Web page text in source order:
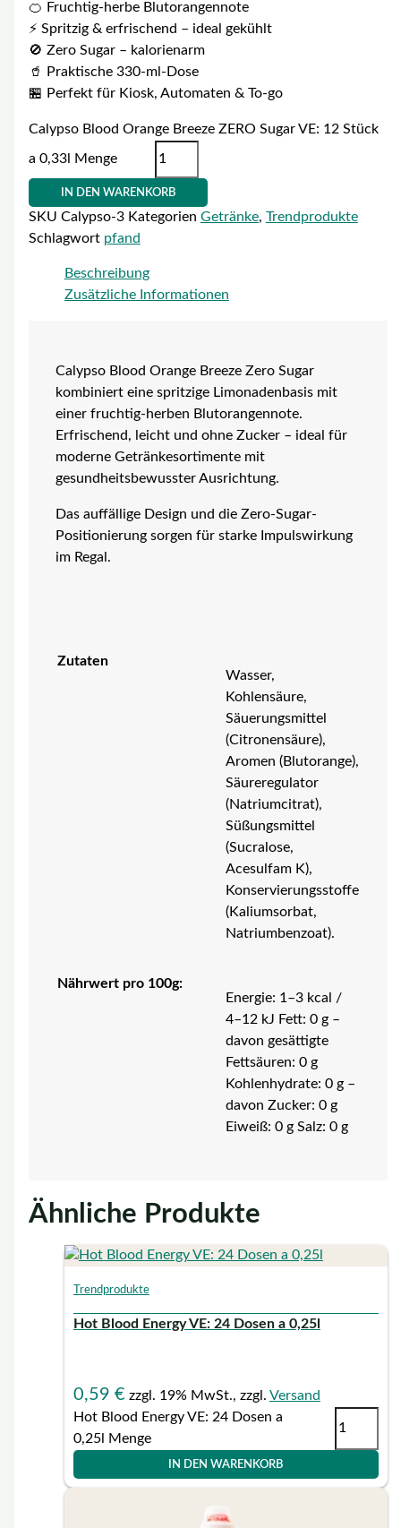
🍊 Fruchtig-herbe Blutorangennote
⚡ Spritzig & erfrischend – ideal gekühlt
🚫 Zero Sugar – kalorienarm
🥤 Praktische 330-ml-Dose
🏪 Perfekt für Kiosk, Automaten & To-go
Calypso Blood Orange Breeze ZERO Sugar VE: 12 Stück
a 0,33l Menge
IN DEN WARENKORB
SKU Calypso-3 Kategorien Getränke,
Trendprodukte
Schlagwort pfand
Beschreibung
Zusätzliche Informationen
Calypso Blood Orange Breeze Zero Sugar
kombiniert eine spritzige Limonadenbasis mit
einer fruchtig-herben Blutorangennote.
Erfrischend, leicht und ohne Zucker – ideal für
moderne Getränkesortimente mit
gesundheitsbewusster Ausrichtung.
Das auffällige Design und die Zero-Sugar-
Positionierung sorgen für starke Impulswirkung
im Regal.
Zutaten
Wasser,
Kohlensäure,
Säuerungsmittel
(Citronensäure),
Aromen (Blutorange),
Säureregulator
(Natriumcitrat),
Süßungsmittel
(Sucralose,
Acesulfam K),
Konservierungsstoffe
(Kaliumsorbat,
Natriumbenzoat).
Nährwert pro 100g:
Energie: 1–3 kcal /
4–12 kJ Fett: 0 g –
davon gesättigte
Fettsäuren: 0 g
Kohlenhydrate: 0 g –
davon Zucker: 0 g
Eiweiß: 0 g Salz: 0 g
Ähnliche Produkte
Trendprodukte
Hot Blood Energy VE: 24 Dosen a 0,25l
0,59 € zzgl. 19% MwSt., zzgl. Versand
Hot Blood Energy VE: 24 Dosen a
0,25l Menge
IN DEN WARENKORB